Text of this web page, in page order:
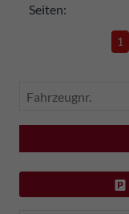
Seiten:
1
Fahrzeugnr.